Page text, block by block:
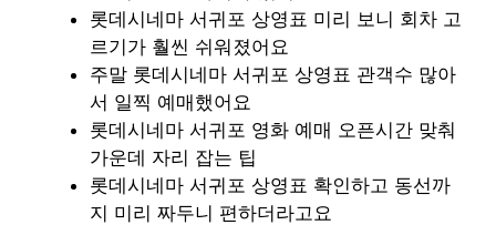
롯데시네마 서귀포 상영표 미리 보니 회차 고
르기가 훨씬 쉬워졌어요
주말 롯데시네마 서귀포 상영표 관객수 많아
서 일찍 예매했어요
롯데시네마 서귀포 영화 예매 오픈시간 맞춰
가운데 자리 잡는 팁
롯데시네마 서귀포 상영표 확인하고 동선까
지 미리 짜두니 편하더라고요